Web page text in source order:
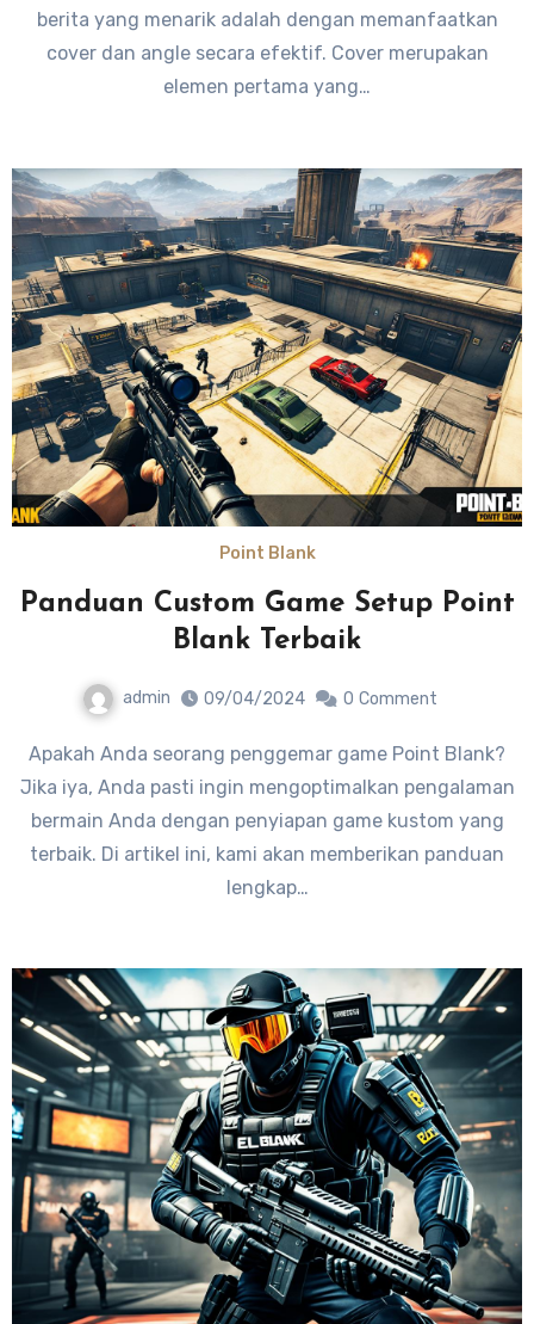
berita yang menarik adalah dengan memanfaatkan
cover dan angle secara efektif. Cover merupakan
elemen pertama yang…
Point Blank
Panduan Custom Game Setup Point
Blank Terbaik
admin 09/04/2024 0 Comment
Apakah Anda seorang penggemar game Point Blank?
Jika iya, Anda pasti ingin mengoptimalkan pengalaman
bermain Anda dengan penyiapan game kustom yang
terbaik. Di artikel ini, kami akan memberikan panduan
lengkap…